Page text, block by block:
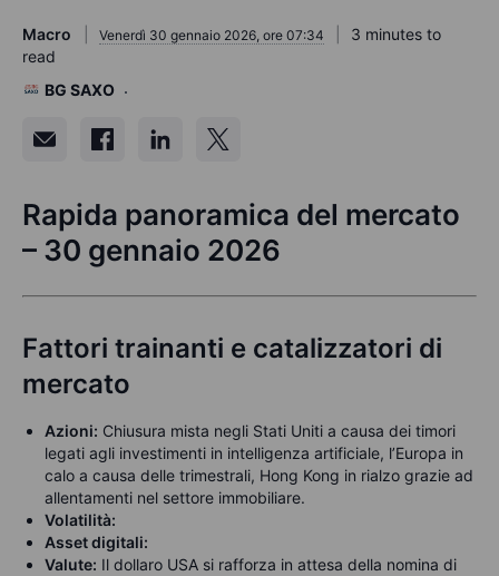
Macro Venerdì 30 gennaio 2026, ore 07:34
3 minutes to
read
BG SAXO
Rapida panoramica del mercato
– 30 gennaio 2026
Fattori trainanti e catalizzatori di
mercato
Azioni: Chiusura mista negli Stati Uniti a causa dei timori
legati agli investimenti in intelligenza artificiale, l’Europa in
calo a causa delle trimestrali, Hong Kong in rialzo grazie ad
allentamenti nel settore immobiliare.
Volatilità:
Asset digitali:
Valute: Il dollaro USA si rafforza in attesa della nomina di